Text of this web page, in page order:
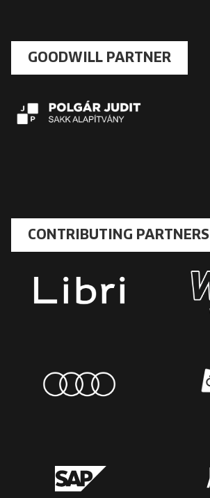
GOODWILL PARTNER
CONTRIBUTING PARTNERS